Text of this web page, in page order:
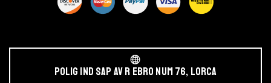
POLIG IND SAP AV r EBRO NUM 76, LORCA